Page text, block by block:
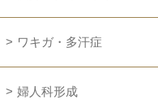
ワキガ・多汗症
婦人科形成